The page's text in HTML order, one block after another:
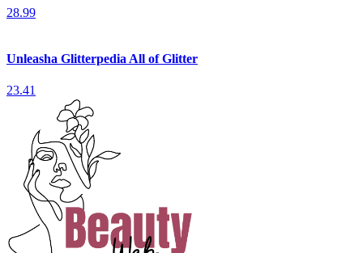
28.99
Unleasha Glitterpedia All of Glitter
23.41